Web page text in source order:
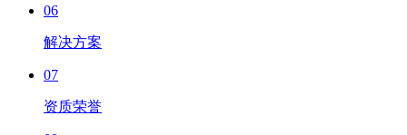
06
解决方案
07
资质荣誉